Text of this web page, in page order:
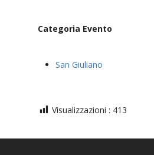
Categoria Evento
San Giuliano
Visualizzazioni : 413